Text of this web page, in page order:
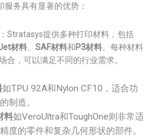
务具有显著的优势：
：Stratasys提供多种打印材料，包括
材料 SAF材料和P3材料。每种材料
合，可以满足不同的行业需求。
如TPU 92A和Nylon CF10，适合功
制造。
料如VeroUltra和ToughOne则非常适
度的零件和复杂几何形状的部件。